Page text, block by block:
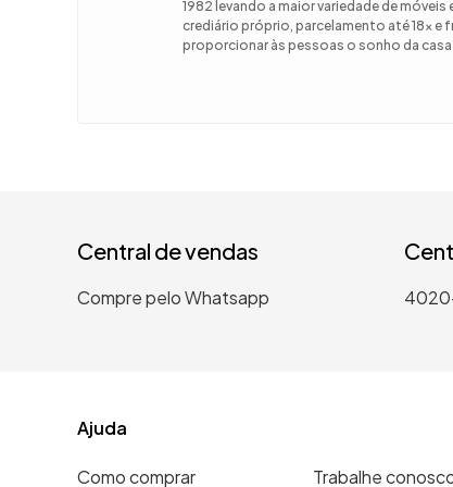
1982 levando a maior variedade de
crediário próprio, parcelamento até 18x e
proporcionar às pessoas o sonho da
Central de vendas
Compre pelo Whatsapp
Ajuda
Como comprar Trabalhe
9º